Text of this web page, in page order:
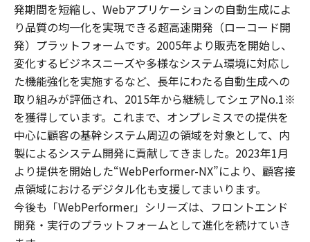
発期間を短縮し、Webアプリケーションの自動生成によ
り品質の均一化を実現できる超高速開発（ローコード開
発）プラットフォームです。2005年より販売を開始し、
変化するビジネスニーズや多様なシステム環境に対応し
た機能強化を実施するなど、長年にわたる自動生成への
取り組みが評価され、2015年から継続してシェアNo.1※
を獲得しています。これまで、オンプレミスでの提供を
中心に顧客の基幹システム周辺の領域を対象として、内
製によるシステム開発に貢献してきました。2023年1月
より提供を開始した“WebPerformer-NX”により、顧客接
点領域におけるデジタル化も支援してまいります。
今後も「WebPerformer」シリーズは、フロントエンド
開発・実行のプラットフォームとして進化を続けていき